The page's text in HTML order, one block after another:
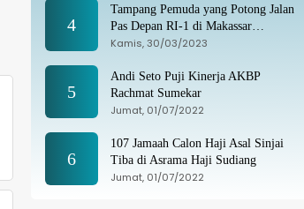
4
Tampang Pemuda yang Potong Jalan
Pas Depan RI-1 di Makassar
Ditangkap, Ternyata Joki Balapan Liar
Kamis, 30/03/2023
5
Andi Seto Puji Kinerja AKBP
Rachmat Sumekar
Jumat, 01/07/2022
6
107 Jamaah Calon Haji Asal Sinjai
Tiba di Asrama Haji Sudiang
Jumat, 01/07/2022